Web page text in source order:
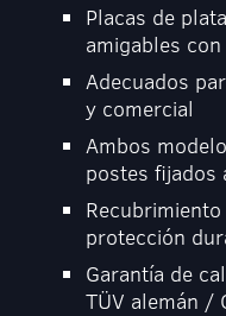
Placas de
amigables
Adecuados
y comercial
Ambos
postes fijados
protección
Garantía de
TÜV alemán /